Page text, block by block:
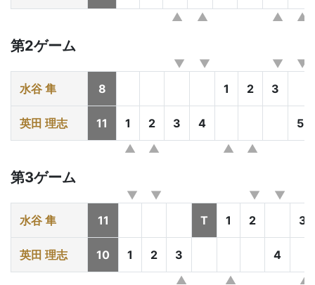
第2ゲーム
水谷 隼 8 1 2 3
英田 理志 11 1 2 3 4 5
第3ゲーム
水谷 隼 11 T 1 2 3
英田 理志 10 1 2 3 4